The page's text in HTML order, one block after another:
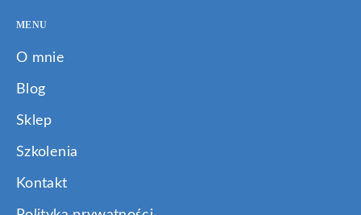
MENU
O mnie
Blog
Sklep
Szkolenia
Kontakt